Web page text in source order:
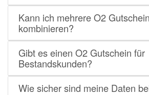
Kann ich mehrere O2
kombinieren?
Gibt es einen O2 Gutschein für
Bestandskunden?
Wie sicher sind meine Daten